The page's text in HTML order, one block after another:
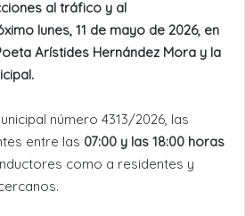
al tráfico y al
lunes, 11 de mayo de 2026, en
Arístides Hernández Mora y la
número 4313/2026, las
entre las 07:00 y las 18:00 horas
como a residentes y